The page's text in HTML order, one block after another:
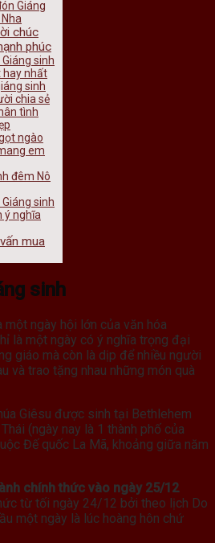
Giáng
chúc
phúc
sinh
hay nhất
sinh
chia sẻ
tình
ngào
em
đêm Nô
sinh
ý nghĩa
mua
sinh
ngày hội lớn của văn hóa
là một ngày có ý nghĩa trọng đại
giáo mà còn là dịp để nhiều người
và trao tặng nhau những món quà
Giêsu được sinh tại Bethlehem
(ngày nay là 1 thành phố của
Đế quốc La Mã, khoảng giữa năm
chính thức vào ngày 25/12
từ tối ngày 24/12 bởi theo lịch Do
một ngày là lúc hoàng hôn chứ